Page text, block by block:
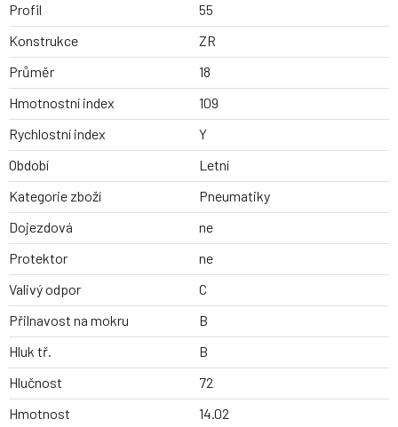
Profil
55
Konstrukce
ZR
Průměr
18
Hmotnostní index
109
Rychlostní index
Y
Období
Letní
Kategorie zboží
Pneumatiky
Dojezdová
ne
Protektor
ne
Valivý odpor
C
Přilnavost na mokru
B
Hluk tř.
B
Hlučnost
72
Hmotnost
14.02